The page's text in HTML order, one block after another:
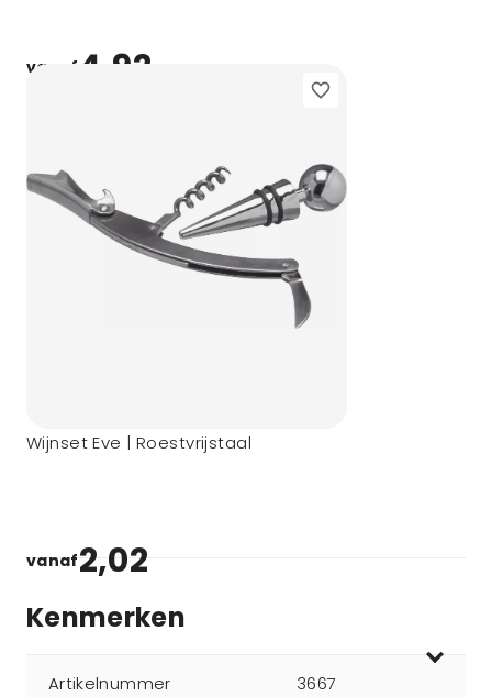
vanaf 4,92
Wijnset Eve | Roestvrijstaal
vanaf2,02
Kenmerken
Artikelnummer 3667